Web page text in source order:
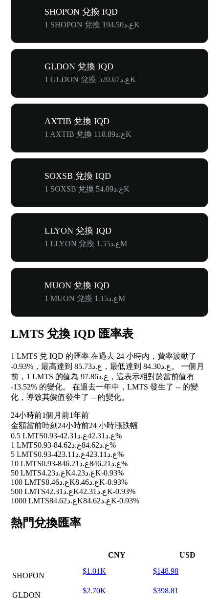
SHOPON 兌換 IQD
1 SHOPON 兌換 ع.د194.50K
GLDON 兌換 IQD
1 GLDON 兌換 ع.د520.67K
AXTIB 兌換 IQD
1 AXTIB 兌換 ع.د118.89K
SOXSB 兌換 IQD
1 SOXSB 兌換 ع.د54.09K
LLYON 兌換 IQD
1 LLYON 兌換 ع.د1.55M
MUON 兌換 IQD
1 MUON 兌換 ع.د1.15M
LMTS 兌換 IQD 匯率表
1 LMTS 兌 IQD 的匯率 在過去 24 小時內，費率波動了
-0.93% ，最高達到 ع.د85.73，最低達到 ع.د84.30。 一個月
前，1 LMTS 的值為 ع.د97.86，這表示相對於當前值有
-13.52% 的變化。 在過去一年中，LMTS 發生了 -- 的變
化，導致其價值發生了 -- 的變化。
24小時前1個月前1年前
金額當前時刻 24小時前24 小時漲跌幅
0.5 LMTS
ع.د42.31 ع.د42.31
-0.93%
1 LMTS
ع.د84.62 ع.د84.62
-0.93%
5 LMTS
ع.د423.11 ع.د423.11
-0.93%
10 LMTS
ع.د846.21 ع.د846.21
-0.93%
50 LMTS
ع.د4.23K ع.د4.23K-0.93%
100 LMTS
ع.د8.46K ع.د8.46K-0.93%
500 LMTS
ع.د42.31K ع.د42.31K-0.93%
1000 LMTS
ع.د84.62K ع.د84.62K-0.93%
熱門兌換匯率
CNY USD
SHOPON
$1.01K $148.98
GLDON
$2.70K $398.81